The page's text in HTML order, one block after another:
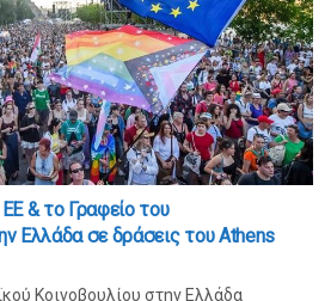
& το Γραφείο του
Ελλάδα σε δράσεις του Athens
Κοινοβουλίου στην Ελλάδα